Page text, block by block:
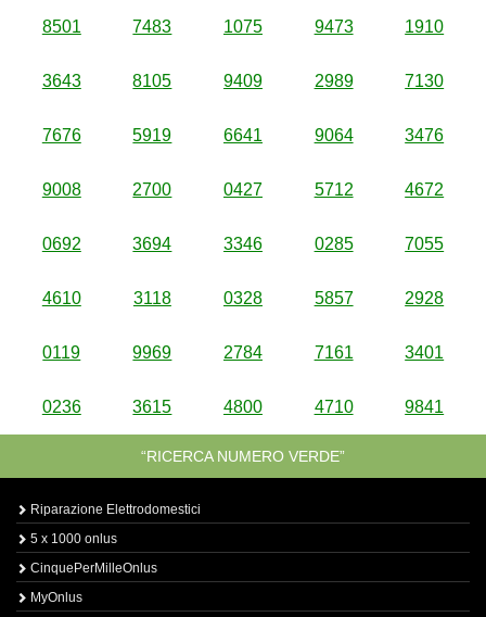
8501 7483 1075 9473 1910
3643 8105 9409 2989 7130
7676 5919 6641 9064 3476
9008 2700 0427 5712 4672
0692 3694 3346 0285 7055
4610 3118 0328 5857 2928
0119 9969 2784 7161 3401
0236 3615 4800 4710 9841
“RICERCA NUMERO VERDE”
Riparazione Elettrodomestici
5 x 1000 onlus
CinquePerMilleOnlus
MyOnlus